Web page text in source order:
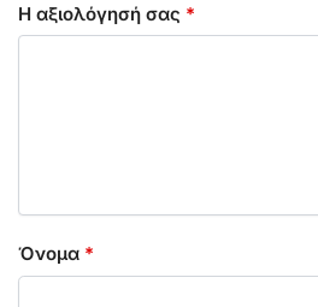
Η αξιολόγησή σας *
Όνομα *